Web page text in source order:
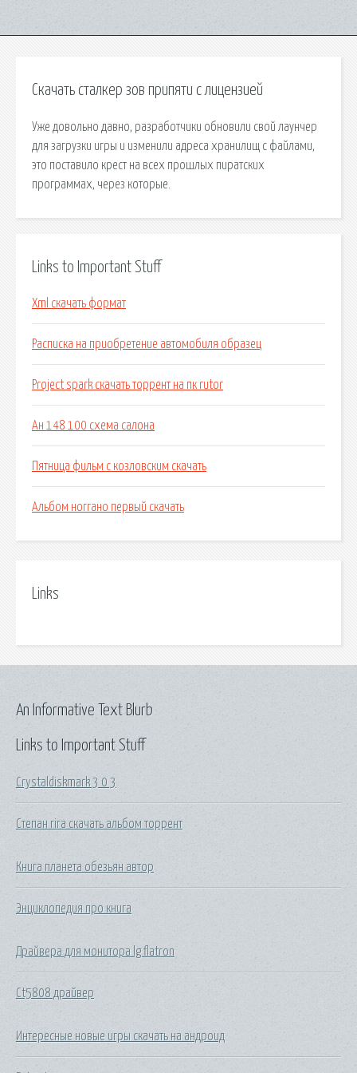
Скачать сталкер зов припяти с лицензией
Уже довольно давно, разработчики обновили свой лаунчер
для загрузки игры и изменили адреса хранилищ с файлами,
это поставило крест на всех прошлых пиратских
программах, через которые.
Links to Important Stuff
Xml скачать формат
Расписка на приобретение автомобиля образец
Project spark скачать торрент на пк rutor
Ан 148 100 схема салона
Пятница фильм с козловским скачать
Альбом ноггано первый скачать
Links
Links to Important Stuff
Crystaldiskmark 3 0 3
Степан гіга скачать альбом торрент
Книга планета обезьян автор
Энциклопедия про книга
Драйвера для монитора lg flatron
Ct5808 драйвер
Интересные новые игры скачать на андроид
An Informative Text Blurb